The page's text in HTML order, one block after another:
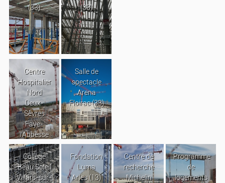
(33)
(33)
Centre
Hospitalier
Nord
Deux-
Sèvres
Faye-
l’Abbesse
Salle de
spectacle
Arena
Floirac (33)
Collège
Beau Soleil
Villars-sur-
Fondation
Luma
Arles (13)
Centre de
recherche
Michelin
Programme
de
logements